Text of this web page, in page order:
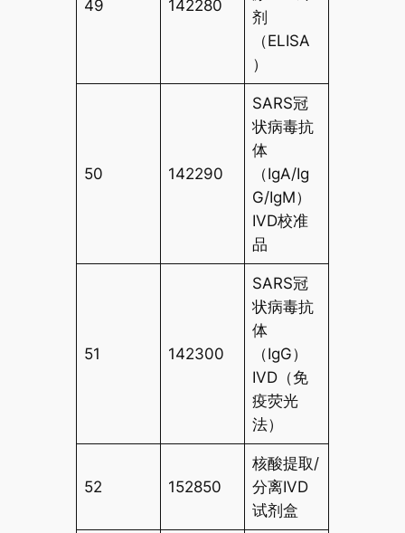
49 142280
剂
（ELISA
）
50 142290
SARS冠
状病毒抗
体
（IgA/Ig
G/IgM）
IVD校准
品
51 142300
SARS冠
状病毒抗
体
（IgG）
IVD（免
疫荧光
法）
52 152850
核酸提取/
分离IVD
试剂盒